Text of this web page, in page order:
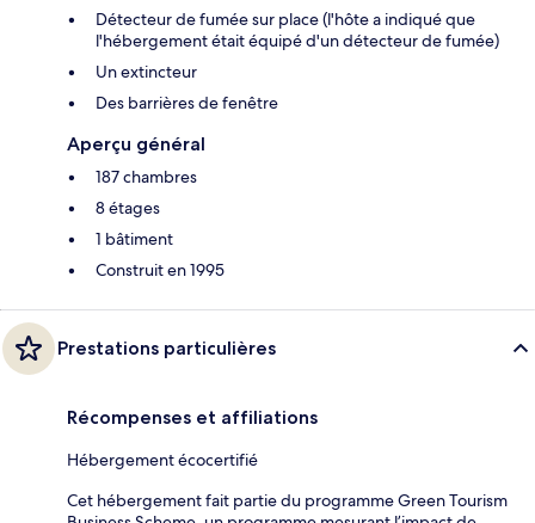
Détecteur de fumée sur place (l'hôte a indiqué que
l'hébergement était équipé d'un détecteur de fumée)
Un extincteur
Des barrières de fenêtre
Aperçu général
187 chambres
8 étages
1 bâtiment
Construit en 1995
Prestations particulières
Récompenses et affiliations
Hébergement écocertifié
Cet hébergement fait partie du programme Green Tourism